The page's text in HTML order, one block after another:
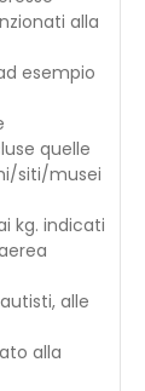
alla
esempio
quelle
siti/musei
kg. indicati
alle
alla